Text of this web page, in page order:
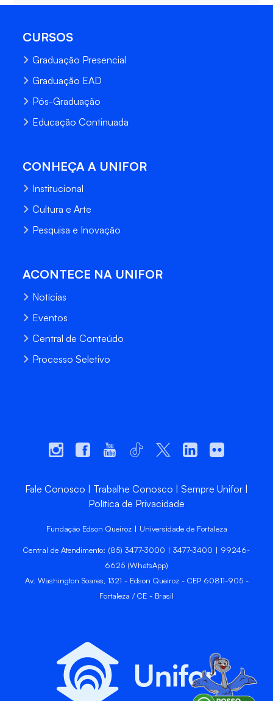
CURSOS
Graduação Presencial
Graduação EAD
Pós-Graduação
Educação Continuada
CONHEÇA A UNIFOR
Institucional
Cultura e Arte
Pesquisa e Inovação
ACONTECE NA UNIFOR
Notícias
Eventos
Central de Conteúdo
Processo Seletivo
Fale Conosco Trabalhe Conosco
Sempre Unifor
Política de Privacidade
Fundação Edson Queiroz | Universidade de Fortaleza
Central de Atendimento: (85) 3477-3000 | 3477-3400 | 99246-
6625 (WhatsApp)
Av. Washington Soares, 1321 - Edson Queiroz - CEP 60811-905 -
Fortaleza / CE - Brasil